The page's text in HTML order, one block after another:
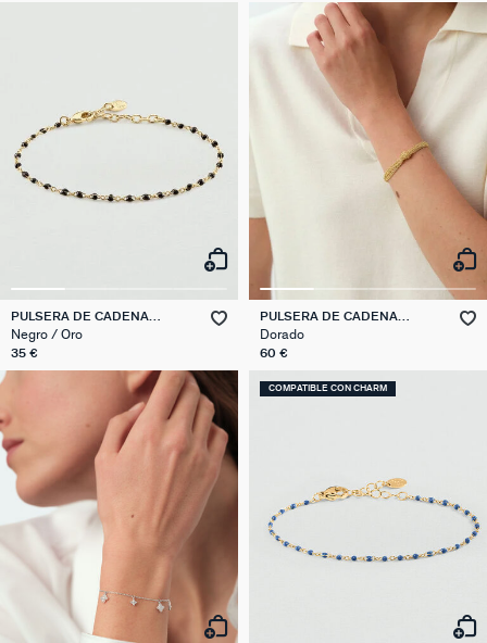
PULSERA DE CADENA
SMARTY
Negro / Oro
35 €
PULSERA DE CADENA
SOLFERINO
Dorado
60 €
COMPATIBLE CON CHARM